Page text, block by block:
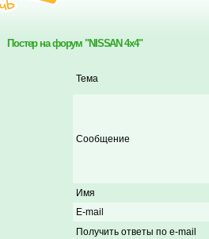
Постер на форум "NISSAN 4x4"
Тема
Сообщение
Имя
E-mail
Получить ответы по e-mail